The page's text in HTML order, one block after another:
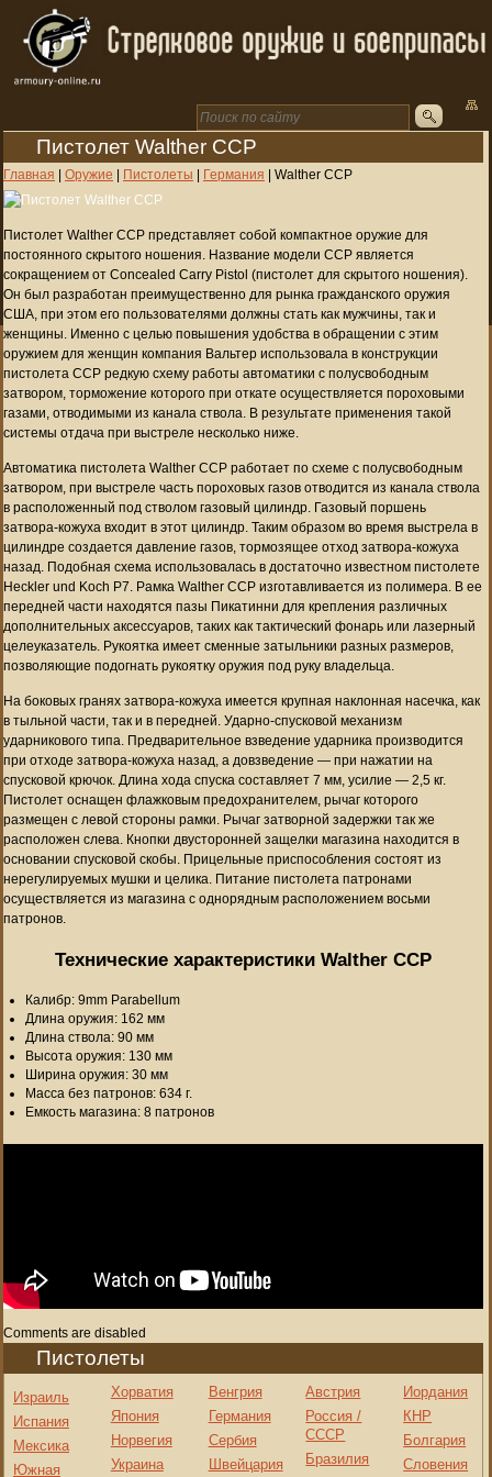
Пистолет Walther CCP
Главная | Оружие | Пистолеты | Германия | Walther CCP
Пистолет Walther CCP представляет собой компактное оружие для
постоянного скрытого ношения. Название модели CCP является
сокращением от Concealed Carry Pistol (пистолет для скрытого ношения).
Он был разработан преимущественно для рынка гражданского оружия
США, при этом его пользователями должны стать как мужчины, так и
женщины. Именно с целью повышения удобства в обращении с этим
оружием для женщин компания Вальтер использовала в конструкции
пистолета CCP редкую схему работы автоматики с полусвободным
затвором, торможение которого при откате осуществляется пороховыми
газами, отводимыми из канала ствола. В результате применения такой
системы отдача при выстреле несколько ниже.
Автоматика пистолета Walther CCP работает по схеме с полусвободным
затвором, при выстреле часть пороховых газов отводится из канала ствола
в расположенный под стволом газовый цилиндр. Газовый поршень
затвора-кожуха входит в этот цилиндр. Таким образом во время выстрела в
цилиндре создается давление газов, тормозящее отход затвора-кожуха
назад. Подобная схема использовалась в достаточно известном пистолете
Heckler und Koch P7. Рамка Walther CCP изготавливается из полимера. В ее
передней части находятся пазы Пикатинни для крепления различных
дополнительных аксессуаров, таких как тактический фонарь или лазерный
целеуказатель. Рукоятка имеет сменные затыльники разных размеров,
позволяющие подогнать рукоятку оружия под руку владельца.
На боковых гранях затвора-кожуха имеется крупная наклонная насечка, как
в тыльной части, так и в передней. Ударно-спусковой механизм
ударникового типа. Предварительное взведение ударника производится
при отходе затвора-кожуха назад, а довзведение — при нажатии на
спусковой крючок. Длина хода спуска составляет 7 мм, усилие — 2,5 кг.
Пистолет оснащен флажковым предохранителем, рычаг которого
размещен с левой стороны рамки. Рычаг затворной задержки так же
расположен слева. Кнопки двусторонней защелки магазина находится в
основании спусковой скобы. Прицельные приспособления состоят из
нерегулируемых мушки и целика. Питание пистолета патронами
осуществляется из магазина с однорядным расположением восьми
патронов.
Технические характеристики Walther CCP
Калибр: 9mm Parabellum
Длина оружия: 162 мм
Длина ствола: 90 мм
Высота оружия: 130 мм
Ширина оружия: 30 мм
Масса без патронов: 634 г.
Емкость магазина: 8 патронов
Comments are disabled
Пистолеты
Израиль
Испания
Мексика
Южная
Хорватия
Япония
Норвегия
Украина
Венгрия
Германия
Сербия
Швейцария
Австрия
Россия /
СССР
Бразилия
Иордания
КНР
Болгария
Словения